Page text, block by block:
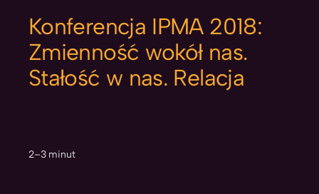
Konferencja IPMA 2018:
Zmienność wokół nas.
Stałość w nas. Relacja
2–3 minut